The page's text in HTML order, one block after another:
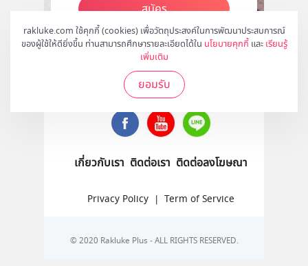
rakluke.com ใช้คุกกี้ (cookies) เพื่อวัตถุประสงค์ในการพัฒนาประสบการณ์
ของผู้ใช้ให้ดียิ่งขึ้น ท่านสามารถศึกษารายละเอียดได้ใน นโยบายคุกกี้ และ เรียนรู้
เพิ่มเติม
ยอมรับ
สมัคร
ติดตามเราได้ที่
เกี่ยวกับเรา ติดต่อเรา ติดต่อลงโฆษณา
Privacy Policy | Term of Service
© 2020 Rakluke Plus - ALL RIGHTS RESERVED.